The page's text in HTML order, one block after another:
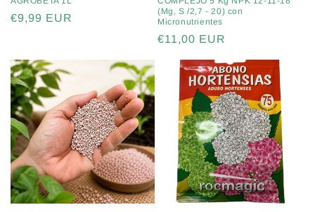
Precio
€9,99 EUR
(Mg, S /2,7 - 20) con
Micronutrientes
Precio
€11,00 EUR